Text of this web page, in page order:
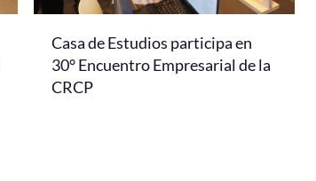
Casa de Estudios participa en
30° Encuentro Empresarial de la
CRCP